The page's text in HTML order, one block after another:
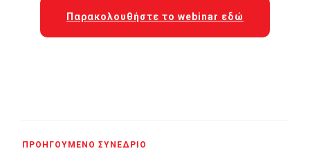
Παρακολουθήστε το webinar εδώ
ΠΡΟΗΓΟΎΜΕΝΟ ΣΥΝΈΔΡΙΟ